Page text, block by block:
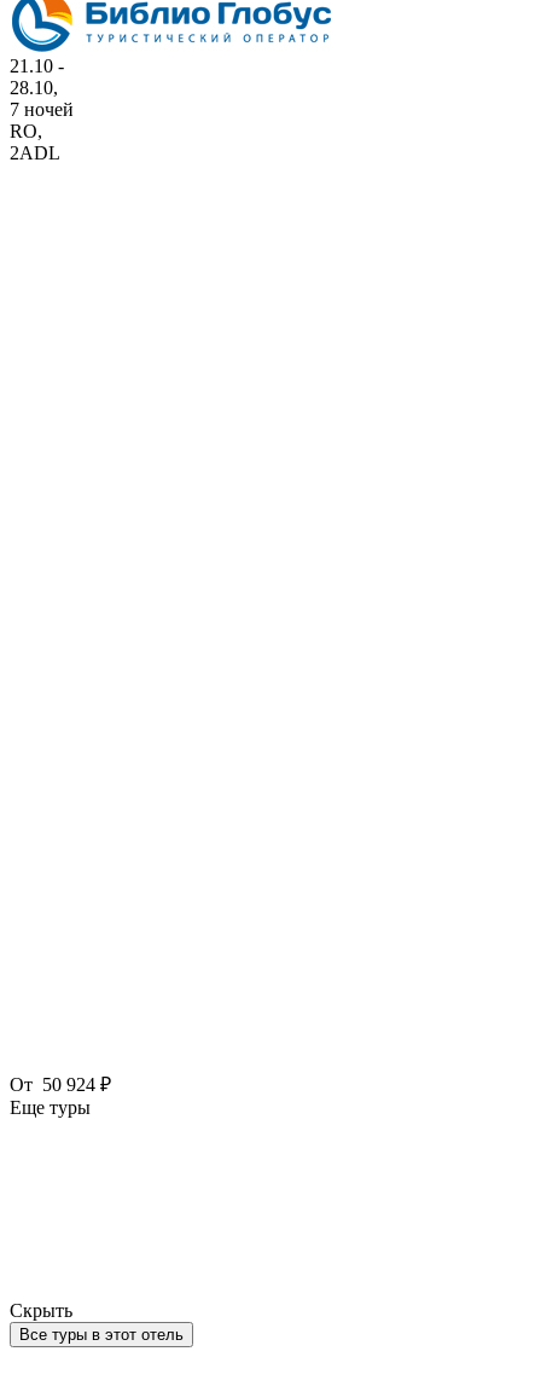
21.10 -
28.10,
7 ночей
RO,
2ADL
От 50 924 ₽
Еще туры
Скрыть
Все туры в этот отель